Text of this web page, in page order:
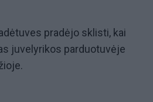
pradėjo sklisti, kai
juvelyrikos parduotuvėje